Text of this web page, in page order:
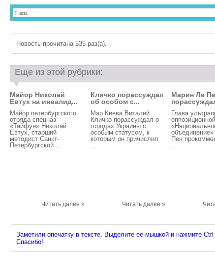
Новость прочитана 535 раз(a).
Еще из этой рубрики:
Майор Николай
Евтух на инвалид...
Майор петербургского
отряда спецназ
«Тайфун» Николай
Евтух, старший
методист Санкт-
Петербургской ...
Читать далее »
Кличко порассуждал
об особом с...
Мэр Киева Виталий
Кличко порассуждал о
городах Украины с
особым статусом, к
которым он причислил
...
Читать далее »
Марин Ле
Глава
Пен
...
Заметили опечатку в тексте. Выделите ее мышкой и нажмите Ctrl
Спасибо!